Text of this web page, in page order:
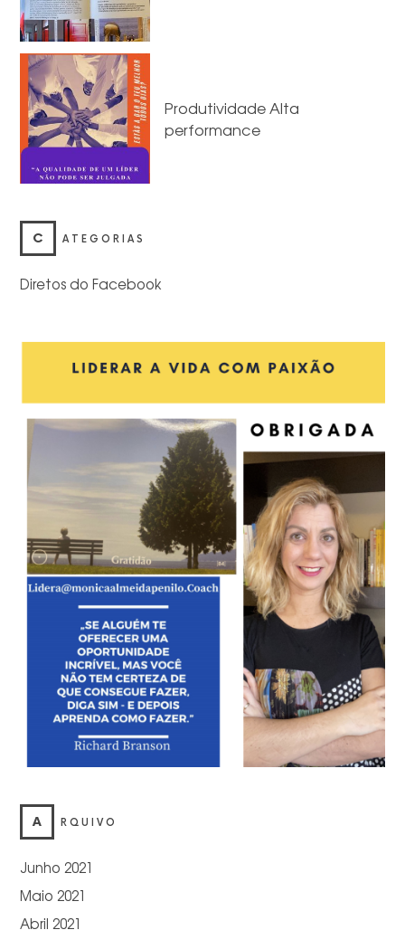
Produtividade Alta
performance
C ATEGORIAS
Diretos do Facebook
A RQUIVO
Junho 2021
Maio 2021
Abril 2021